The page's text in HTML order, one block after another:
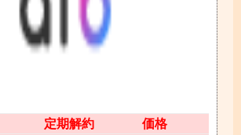
定期解約
価格